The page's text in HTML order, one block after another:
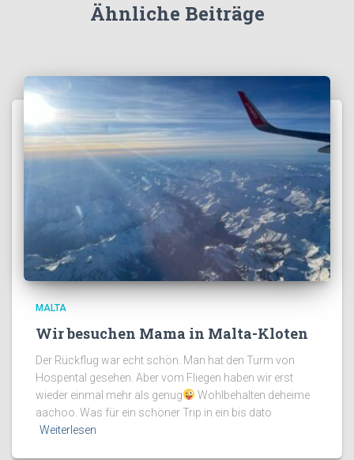
Ähnliche Beiträge
MALTA
Wir besuchen Mama in Malta-Kloten
Der Rückflug war echt schön. Man hat den Turm von
Hospental gesehen. Aber vom Fliegen haben wir erst
wieder einmal mehr als genug
Wohlbehalten deheime
aachoo. Was für ein schöner Trip in ein bis dato
Weiterlesen